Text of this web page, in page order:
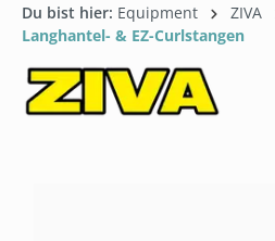
Du bist hier: Equipment ZIVA
Langhantel- & EZ-Curlstangen